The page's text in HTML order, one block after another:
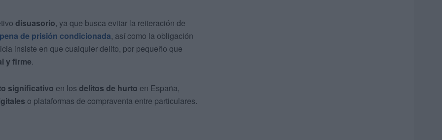
disuasorio, ya que busca evitar la reiteración de
pena de prisión condicionada, así como la obligación
insiste en que cualquier delito, por pequeño que
y firme.
significativo en los delitos de hurto en España,
o plataformas de compraventa entre particulares.